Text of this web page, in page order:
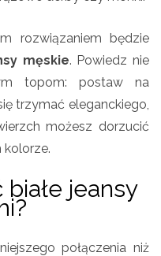
rozwiązaniem będzie
męskie. Powiedz nie
topom: postaw na
trzymać eleganckiego,
możesz dorzucić
kolorze.
jeansy
połączenia niż